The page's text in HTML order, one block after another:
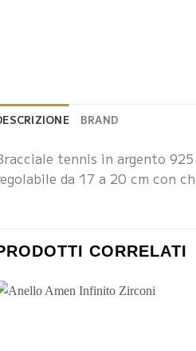
BRAND
tennis in argento
da 17 a 20 cm con
CORRELATI